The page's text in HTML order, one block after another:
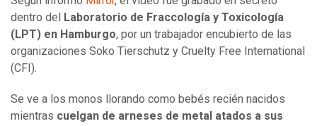
dentro del
Laboratorio de Fraccología y Toxicología
(LPT) en Hamburgo, por un trabajador encubierto de las
organizaciones Soko Tierschutz y Cruelty Free International
(CFI).
Se ve a los monos llorando como bebés recién nacidos
mientras cuelgan de arneses de metal atados a sus